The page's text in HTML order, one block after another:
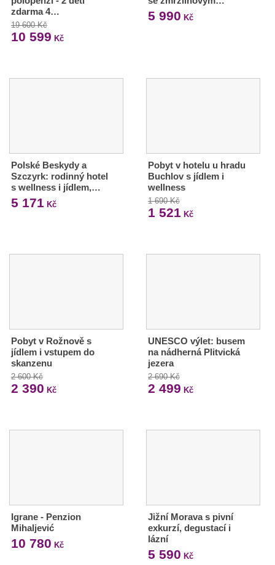
zdarma 4…
19 600 Kč
10 599 Kč
5 990 Kč
Polské Beskydy a
Szczyrk: rodinný hotel
s wellness i jídlem,…
5 171 Kč
Pobyt v hotelu u hradu
Buchlov s jídlem i
wellness
1 690 Kč
1 521 Kč
Pobyt v Rožnově s
jídlem i vstupem do
skanzenu
2 600 Kč
2 390 Kč
UNESCO výlet: busem
na nádherná Plitvická
jezera
2 690 Kč
2 499 Kč
Igrane - Penzion
Mihaljević
10 780 Kč
Jižní Morava s pivní
exkurzí, degustací i
lázní
5 590 Kč